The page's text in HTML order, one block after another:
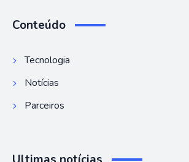
Conteúdo
Tecnologia
Notícias
Parceiros